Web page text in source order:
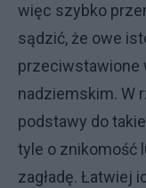
więc szybko
sądzić, że owe
przeciwstawione
nadziemskim. W
podsta­wy do
tyle o znikomość
zagładę. Łatwiej